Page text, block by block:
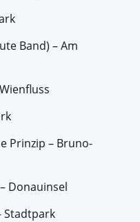
Band) – Am
Prinzip – Bruno-
Donauinsel
Stadtpark